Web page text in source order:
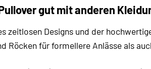
gut mit anderen
zeitlosen Designs und der
Röcken für formellere Anlässe als